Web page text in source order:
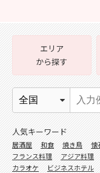
エリア
から探す
人気キーワード
居酒屋 和食 焼き鳥 懐
フランス料理
アジア料理
カラオケ
ビジネスホテル